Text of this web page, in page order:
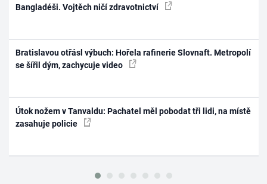
Bangladéši. Vojtěch ničí zdravotnictví
Bratislavou otřásl výbuch: Hořela rafinerie Slovnaft. Metropolí
se šířil dým, zachycuje video
Útok nožem v Tanvaldu: Pachatel měl pobodat tři lidi, na místě
zasahuje policie